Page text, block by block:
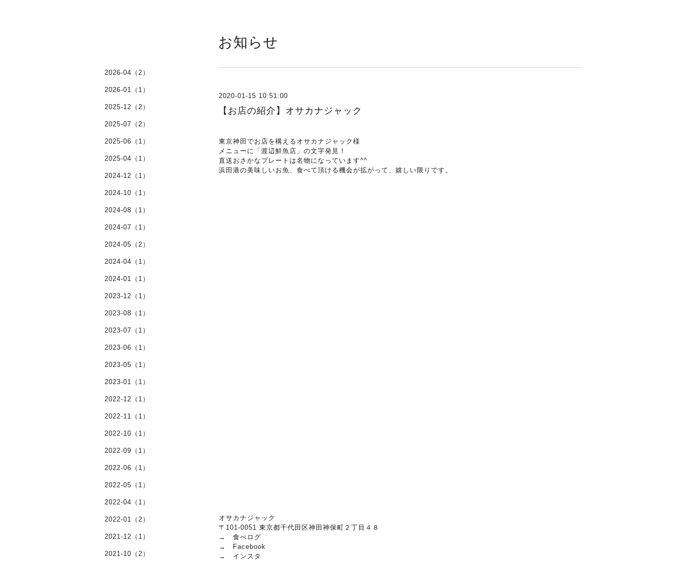
お知らせ
2020-01-15 10:51:00
【お店の紹介】オサカナジャック
東京神田でお店を構えるオサカナジャック様
メニューに「渡辺鮮魚店」の文字発見！
直送おさかなプレートは名物になっています^^
浜田港の美味しいお魚、食べて頂ける機会が拡がって、嬉しい限りです。
オサカナジャック
〒101-0051 東京都千代田区神田神保町２丁目４８
→ 食べログ
→
Facebook
→ インスタ
2026-04（2）
2026-01（1）
2025-12（2）
2025-07（2）
2025-06（1）
2025-04（1）
2024-12（1）
2024-10（1）
2024-08（1）
2024-07（1）
2024-05（2）
2024-04（1）
2024-01（1）
2023-12（1）
2023-08（1）
2023-07（1）
2023-06（1）
2023-05（1）
2023-01（1）
2022-12（1）
2022-11（1）
2022-10（1）
2022-09（1）
2022-06（1）
2022-05（1）
2022-04（1）
2022-01（2）
2021-12（1）
2021-10（2）